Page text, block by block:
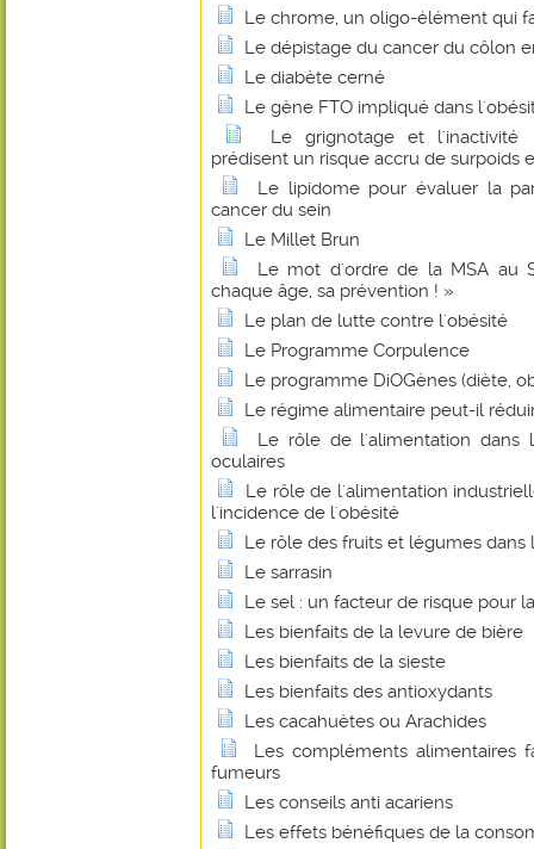
Le chrome, un oligo-élément qui
Le dépistage du cancer du côlon
Le diabète cerné
Le gène FTO impliqué dans
Le grignotage et l'inactivité
prédisent un risque accru de surpoids
Le lipidome pour évaluer la
cancer du sein
Le Millet Brun
Le mot d'ordre de la MSA au
chaque âge, sa prévention ! »
Le plan de lutte contre l'obésité
Le Programme Corpulence
Le programme DiOGènes (diète,
Le régime alimentaire peut-il
Le rôle de l'alimentation dans
oculaires
Le rôle de l'alimentation
l'incidence de l'obésité
Le rôle des fruits et légumes
Le sarrasin
Le sel : un facteur de risque pour
Les bienfaits de la levure de bière
Les bienfaits de la sieste
Les bienfaits des antioxydants
Les cacahuètes ou Arachides
Les compléments alimentaires
fumeurs
Les conseils anti acariens
Les effets bénéfiques de la